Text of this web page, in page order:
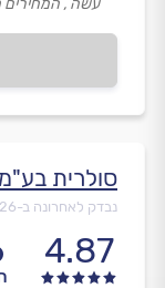
עשה , המחירים
סולרית בע"מ
נבדק לאחרונה ב-
4.87